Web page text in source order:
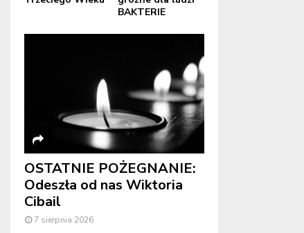
BAKTERIE
OSTATNIE POŻEGNANIE:
Odeszła od nas Wiktoria
Cibail
7 sierpnia 2026